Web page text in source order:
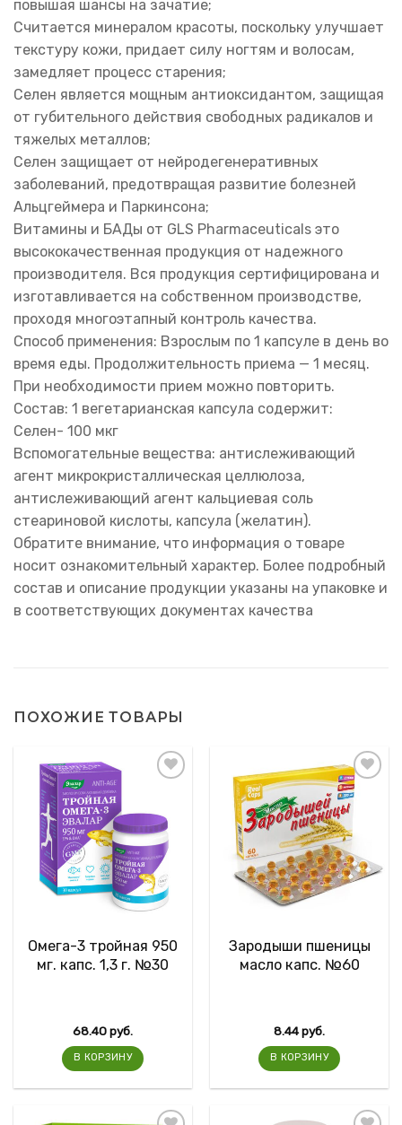
повышая шансы на зачатие;
Считается минералом красоты, поскольку улучшает
текстуру кожи, придает силу ногтям и волосам,
замедляет процесс старения;
Селен является мощным антиоксидантом, защищая
от губительного действия свободных радикалов и
тяжелых металлов;
Селен защищает от нейродегенеративных
заболеваний, предотвращая развитие болезней
Альцгеймера и Паркинсона;
Витамины и БАДы от GLS Pharmaceuticals это
высококачественная продукция от надежного
производителя. Вся продукция сертифицирована и
изготавливается на собственном производстве,
проходя многоэтапный контроль качества.
Способ применения: Взрослым по 1 капсуле в день во
время еды. Продолжительность приема — 1 месяц.
При необходимости прием можно повторить.
Состав: 1 вегетарианская капсула содержит:
Селен- 100 мкг
Вспомогательные вещества: антислеживающий
агент микрокристаллическая целлюлоза,
антислеживающий агент кальциевая соль
стеариновой кислоты, капсула (желатин).
Обратите внимание, что информация о товаре
носит ознакомительный характер. Более подробный
состав и описание продукции указаны на упаковке и
в соответствующих документах качества
ПОХОЖИЕ ТОВАРЫ
Омега-3 тройная 950
мг. капс. 1,3 г. №30
68.40руб.
В КОРЗИНУ
Зародыши пшеницы
масло капс. №60
8.44руб.
В КОРЗИНУ